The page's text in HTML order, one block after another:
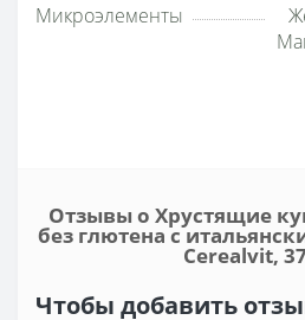
Микроэлементы
Отзывы о Хрустящие
без глютена с
Cerealvit,
Чтобы добавить